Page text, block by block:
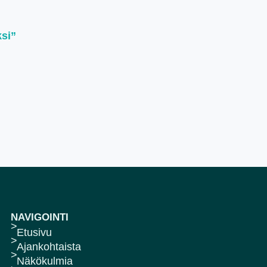
NAVIGOINTI
Etusivu
Ajankohtaista
Näkökulmia